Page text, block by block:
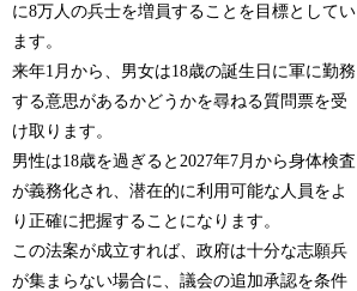
に8万人の兵士を増員することを目標としてい
ます。
来年1月から、男女は18歳の誕生日に軍に勤務
する意思があるかどうかを尋ねる質問票を受
け取ります。
男性は18歳を過ぎると2027年7月から身体検査
が義務化され、潜在的に利用可能な人員をよ
り正確に把握することになります。
この法案が成立すれば、政府は十分な志願兵
が集まらない場合に、議会の追加承認を条件